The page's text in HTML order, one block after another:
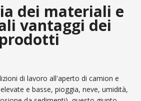
dei materiali e
vantaggi dei
prodotti
di lavoro all'aperto di camion e
e basse, pioggia, neve, umidità,